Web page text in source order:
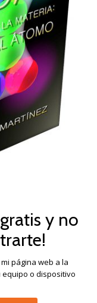
y no
página web a la
o dispositivo